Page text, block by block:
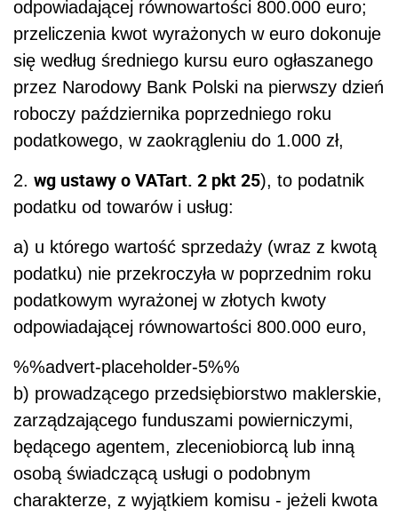
odpowiadającej równowartości 800.000 euro;
przeliczenia kwot wyrażonych w euro dokonuje
się według średniego kursu euro ogłaszanego
przez Narodowy Bank Polski na pierwszy dzień
roboczy października poprzedniego roku
podatkowego, w zaokrągleniu do 1.000 zł,
2. wg ustawy o VATart. 2 pkt 25), to podatnik
podatku od towarów i usług:
a) u którego wartość sprzedaży (wraz z kwotą
podatku) nie przekroczyła w poprzednim roku
podatkowym wyrażonej w złotych kwoty
odpowiadającej równowartości 800.000 euro,
%%advert-placeholder-5%%
b) prowadzącego przedsiębiorstwo maklerskie,
zarządzającego funduszami powierniczymi,
będącego agentem, zleceniobiorcą lub inną
osobą świadczącą usługi o podobnym
charakterze, z wyjątkiem komisu - jeżeli kwota